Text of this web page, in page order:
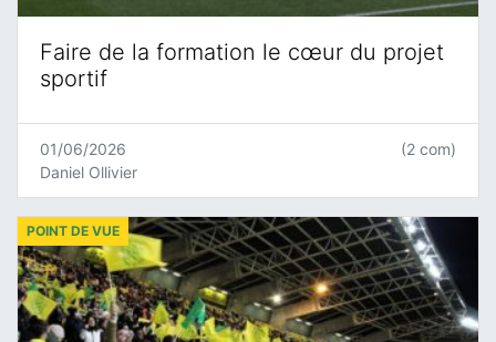
Faire de la formation le cœur du projet
sportif
01/06/2026
Daniel Ollivier
(2 com)
POINT DE VUE